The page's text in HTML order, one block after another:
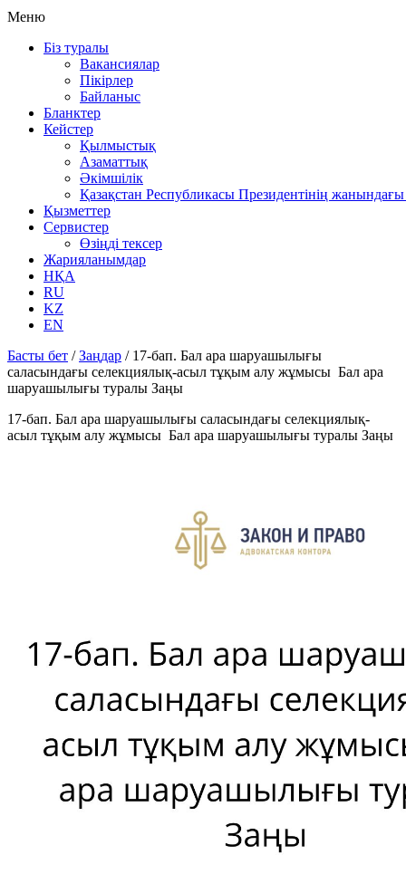
Меню
Біз туралы
Вакансиялар
Пікірлер
Байланыс
Бланктер
Кейстер
Қылмыстық
Азаматтық
Әкімшілік
Қазақстан Республикасы Президентінің
Қызметтер
Сервистер
Өзіңді тексер
Жарияланымдар
НҚА
RU
KZ
EN
Басты бет /Заңдар / 17-бап. Бал ара шаруашылығы
саласындағы селекциялық-асыл тұқым алу жұмысы Бал ара
шаруашылығы туралы Заңы
17-бап. Бал ара шаруашылығы саласындағы селекциялық-
асыл тұқым алу жұмысы Бал ара шаруашылығы туралы Заңы